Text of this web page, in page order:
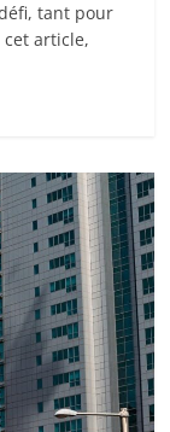
tant pour
article,